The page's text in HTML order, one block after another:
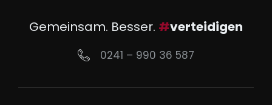
Gemeinsam. Besser. #verteidigen
0241 – 990 36 587